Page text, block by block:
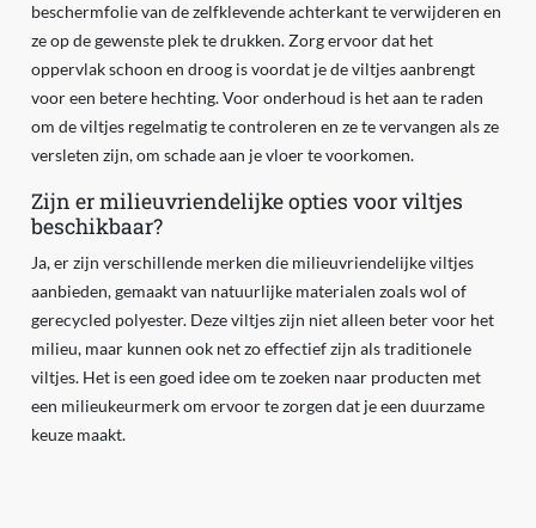
beschermfolie van de zelfklevende achterkant te verwijderen en
ze op de gewenste plek te drukken. Zorg ervoor dat het
oppervlak schoon en droog is voordat je de viltjes aanbrengt
voor een betere hechting. Voor onderhoud is het aan te raden
om de viltjes regelmatig te controleren en ze te vervangen als ze
versleten zijn, om schade aan je vloer te voorkomen.
Zijn er milieuvriendelijke opties voor viltjes
beschikbaar?
Ja, er zijn verschillende merken die milieuvriendelijke viltjes
aanbieden, gemaakt van natuurlijke materialen zoals wol of
gerecycled polyester. Deze viltjes zijn niet alleen beter voor het
milieu, maar kunnen ook net zo effectief zijn als traditionele
viltjes. Het is een goed idee om te zoeken naar producten met
een milieukeurmerk om ervoor te zorgen dat je een duurzame
keuze maakt.